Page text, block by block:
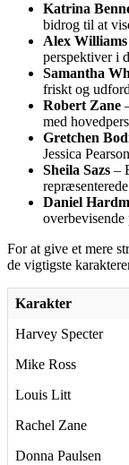
Katrina
bidrog til at
Alex Williams
perspektiver i
Samantha
friskt og
Robert Zane
med
Gretchen
Jessica
Sheila Sazs –
Daniel
For at give et mere
de vigtigste
Karakter
Harvey Specter
Mike Ross
Louis Litt
Rachel Zane
Donna Paulsen